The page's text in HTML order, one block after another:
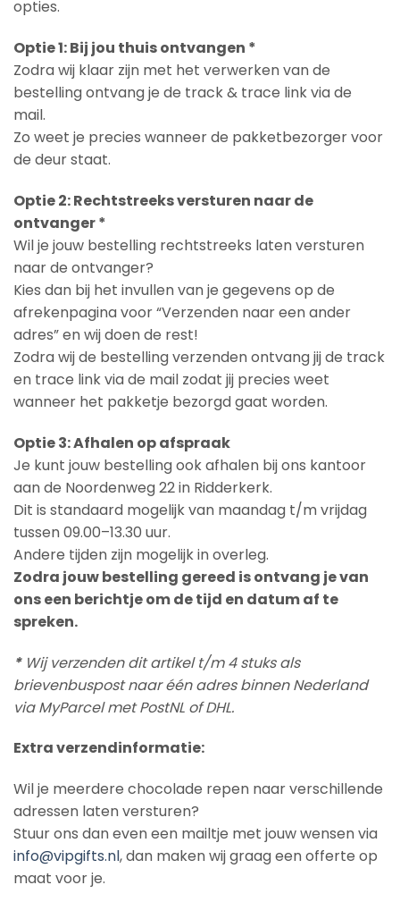
opties.
Optie 1: Bij jou thuis ontvangen *
Zodra wij klaar zijn met het verwerken van de
bestelling ontvang je de track & trace link via de
mail.
Zo weet je precies wanneer de pakketbezorger voor
de deur staat.
Optie 2: Rechtstreeks versturen naar de
ontvanger *
Wil je jouw bestelling rechtstreeks laten versturen
naar de ontvanger?
Kies dan bij het invullen van je gegevens op de
afrekenpagina voor “Verzenden naar een ander
adres” en wij doen de rest!
Zodra wij de bestelling verzenden ontvang jij de track
en trace link via de mail zodat jij precies weet
wanneer het pakketje bezorgd gaat worden.
Optie 3: Afhalen op afspraak
Je kunt jouw bestelling ook afhalen bij ons kantoor
aan de Noordenweg 22 in Ridderkerk.
Dit is standaard mogelijk van maandag t/m vrijdag
tussen 09.00–13.30 uur.
Andere tijden zijn mogelijk in overleg.
Zodra jouw bestelling gereed is ontvang je van
ons een berichtje om de tijd en datum af te
spreken.
* Wij verzenden dit artikel t/m 4 stuks als
brievenbuspost naar één adres binnen Nederland
via MyParcel met PostNL of DHL.
Extra verzendinformatie:
Wil je meerdere chocolade repen naar verschillende
adressen laten versturen?
Stuur ons dan even een mailtje met jouw wensen via
info@vipgifts.nl, dan maken wij graag een offerte op
maat voor je.